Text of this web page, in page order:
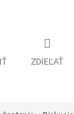
ZDIEĽAŤ